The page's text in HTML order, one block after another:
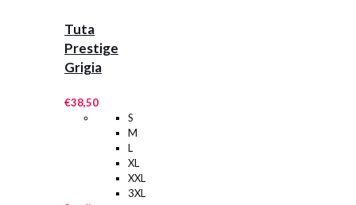
Tuta
Prestige
Grigia
€38,50
S
M
L
XL
XXL
3XL